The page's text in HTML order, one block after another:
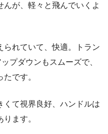
が、軽々と飛んでいくよ
られていて、快適。トラン
プダウンもスムーズで、
です。
くて視界良好、ハンドルは
ます。